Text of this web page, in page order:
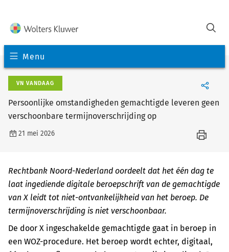
Menu
VN VANDAAG
Persoonlijke omstandigheden gemachtigde leveren geen
verschoonbare termijnoverschrijding op
21 mei 2026
Rechtbank Noord-Nederland oordeelt dat het één dag te
laat ingediende digitale beroepschrift van de gemachtigde
van X leidt tot niet-ontvankelijkheid van het beroep. De
termijnoverschrijding is niet verschoonbaar.
De door X ingeschakelde gemachtigde gaat in beroep in
een WOZ-procedure. Het beroep wordt echter, digitaal,